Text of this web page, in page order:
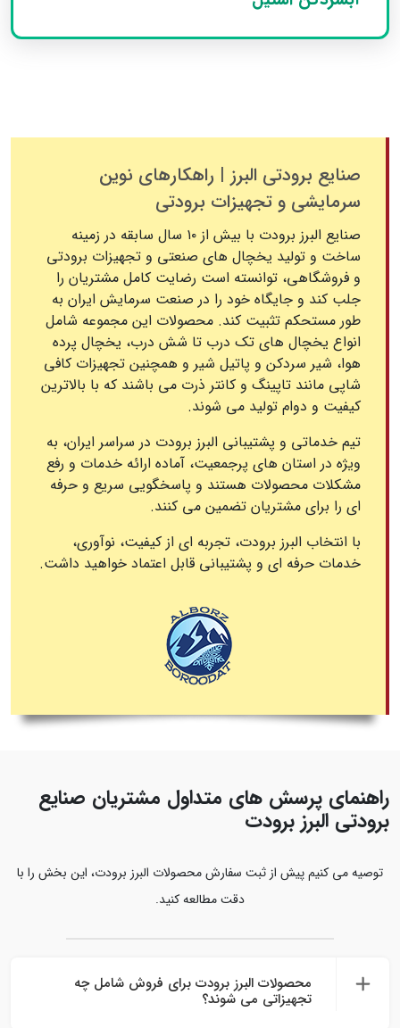
صنایع برودتی البرز | راهکارهای نوین
سرمایشی و تجهیزات برودتی
صنایع البرز برودت با بیش از ۱۰ سال سابقه در زمینه
ساخت و تولید یخچال‌ های صنعتی و تجهیزات برودتی
و فروشگاهی، توانسته است رضایت کامل مشتریان را
جلب کند و جایگاه خود را در صنعت سرمایش ایران به‌
طور مستحکم تثبیت کند. محصولات این مجموعه شامل
انواع یخچال‌ های تک درب تا شش درب، یخچال پرده
هوا، شیر سردکن و پاتیل شیر و همچنین تجهیزات کافی‌
شاپی مانند تاپینگ و کانتر ذرت می‌ باشند که با بالاترین
کیفیت و دوام تولید می‌ شوند.
تیم خدماتی و پشتیبانی البرز برودت در سراسر ایران، به
ویژه در استان‌ های پرجمعیت، آماده ارائه خدمات و رفع
مشکلات محصولات هستند و پاسخگویی سریع و حرفه‌
ای را برای مشتریان تضمین می‌ کنند.
با انتخاب البرز برودت، تجربه‌ ای از کیفیت، نوآوری،
خدمات حرفه‌ ای و پشتیبانی قابل اعتماد خواهید داشت.
راهنمای پرسش‌ های متداول مشتریان صنایع
برودتی البرز برودت
توصیه می‌ کنیم پیش از ثبت سفارش محصولات البرز برودت، این بخش را با
دقت مطالعه کنید.
محصولات البرز برودت برای فروش شامل چه
تجهیزاتی می‌ شوند؟